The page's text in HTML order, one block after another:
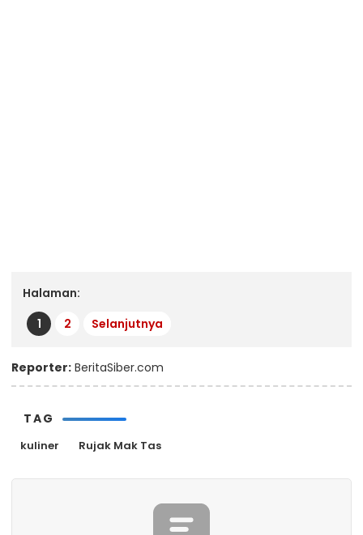
Halaman:
1
2 Selanjutnya
Reporter: BeritaSiber.com
TAG
kuliner Rujak Mak Tas